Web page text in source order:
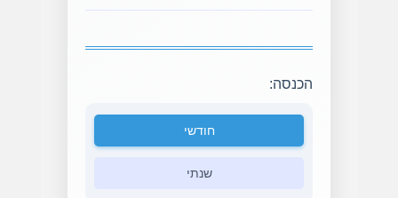
הכנסה:
חודשי
שנתי